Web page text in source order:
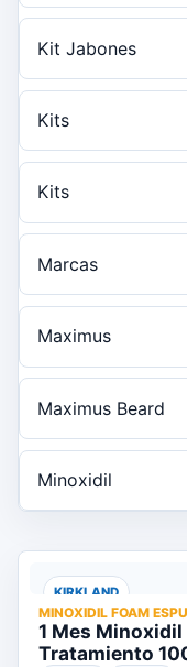
Kit Jabones
Kits
Kits
Marcas
Maximus
Maximus Beard
Minoxidil
KIRKLAND
MINOXIDIL FOAM
1 Mes
Tratamiento